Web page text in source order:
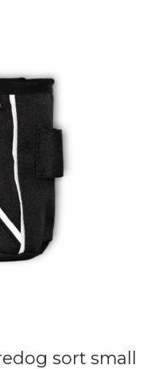
sort small